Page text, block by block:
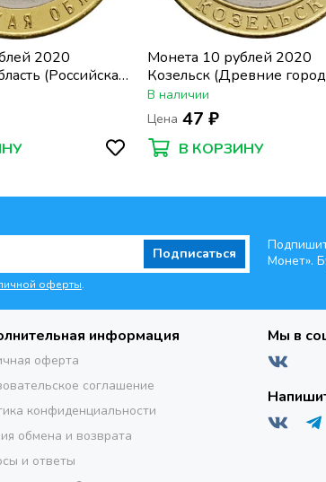
2020
(Российская
Монета 10 рублей 2020
Козельск (Древние
России)
В наличии
Цена 47 ₽
В КОРЗИНУ
Подписаться
оферты.
Монет».
информация
оферта
соглашение
конфиденциальности
обмена и возврата
и ответы
Мы в